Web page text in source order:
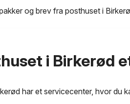
og brev fra posthuset i
i Birkerød
har et servicecenter, hvor du